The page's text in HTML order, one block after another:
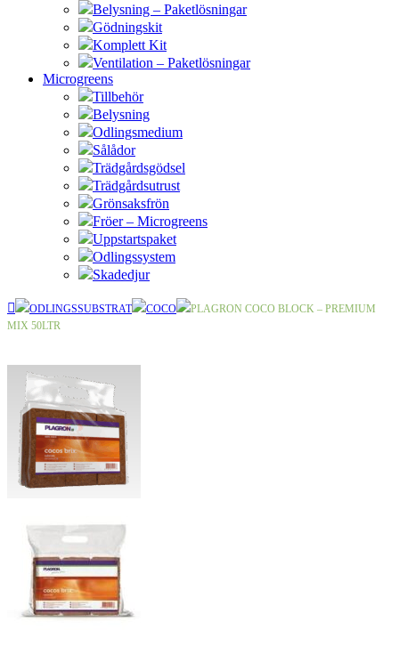
Belysning – Paketlösningar
Gödningskit
Komplett Kit
Ventilation – Paketlösningar
Microgreens
Tillbehör
Belysning
Odlingsmedium
Sålådor
Trädgårdsgödsel
Trädgårdsutrust
Grönsaksfrön
Fröer – Microgreens
Uppstartspaket
Odlingssystem
Skadedjur
ODLINGSSUBSTRAT COCO
PLAGRON COCO BLOCK – PREMIUM
MIX 50LTR